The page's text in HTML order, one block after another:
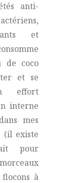
anti-
et
de coco
et se
effort
interne
mes
(il existe
pour
à